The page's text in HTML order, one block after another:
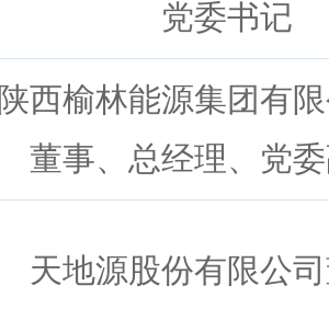
党委书记
陕西榆林能源集团有
董事、总经理、党
天地源股份有限公